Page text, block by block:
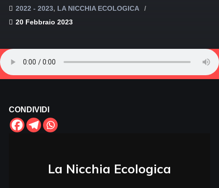
2022 - 2023 LA NICCHIA ECOLOGICA
20 Febbraio 2023
CONDIVIDI
La Nicchia Ecologica